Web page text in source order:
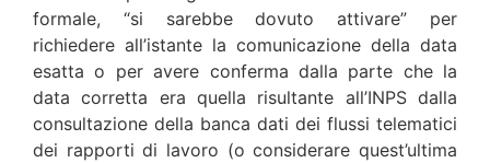
formale, “si sarebbe dovuto attivare” per
richiedere all’istante la comunicazione della data
esatta o per avere conferma dalla parte che la
data corretta era quella risultante all’INPS dalla
consultazione della banca dati dei flussi telematici
dei rapporti di lavoro (o considerare quest’ultima